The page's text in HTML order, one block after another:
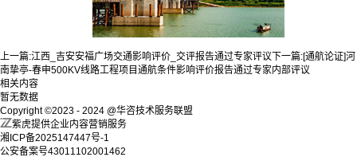
上一篇:江西_吉安安福广场交通影响评价_交评报告通过专家评议 下一篇:[通航论证]河
南挚亭-春申500KV线路工程项目通航条件影响评价报告通过专家内部评议
相关内容
暂无数据
Copyright ©2023 - 2024 @华咨技术服务联盟
紫虎提供企业内容营销服务
湘ICP备2025147447号-1
公安备案号43011102001462